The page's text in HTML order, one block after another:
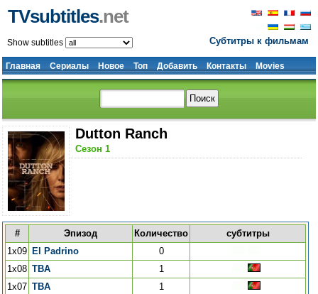
Субтитры к фильмам
TVsubtitles.net
Главная Сериалы Новое Топ Добавить Контакты Movies
Show subtitles
Dutton Ranch
Сезон 1
# Эпизод Количество
субтитры
1x09 El Padrino
0
1x08 TBA
1
1x07 TBA
1